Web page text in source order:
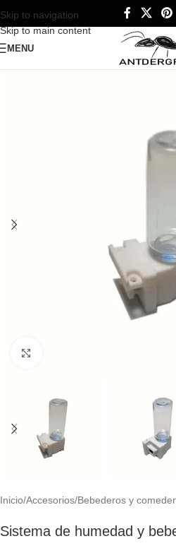
Skip to navigation
Skip to main content
MENU
Inicio/Accesorios/Bebederos y
Sistema de humedad y